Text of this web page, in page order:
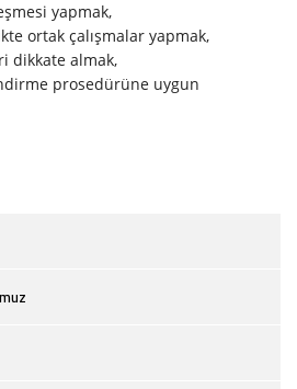
yapmak,
ortak çalışmalar yapmak,
dikkate almak,
prosedürüne uygun